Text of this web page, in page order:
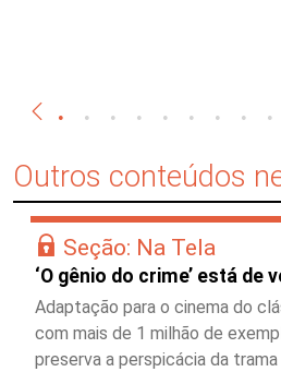
Outros conteúdos
Seção: Na Tela
‘O gênio do crime’ está de
Adaptação para o cinema do
com mais de 1 milhão de
preserva a perspicácia da